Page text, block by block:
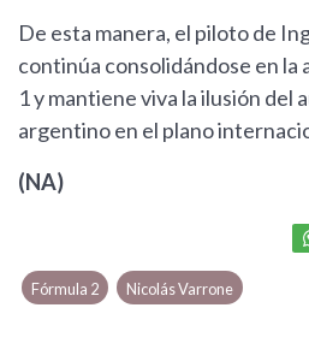
De esta manera, el piloto de
continúa consolidándose en la
1 y mantiene viva la ilusión del
argentino en el plano
(NA)
Fórmula 2 Nicolás Varrone